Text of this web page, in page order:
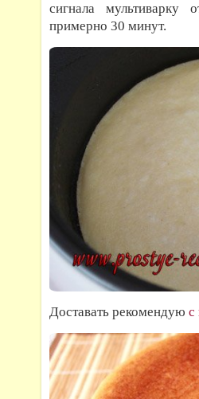
сигнала мультиварку
примерно 30 минут.
Доставать рекомендую с